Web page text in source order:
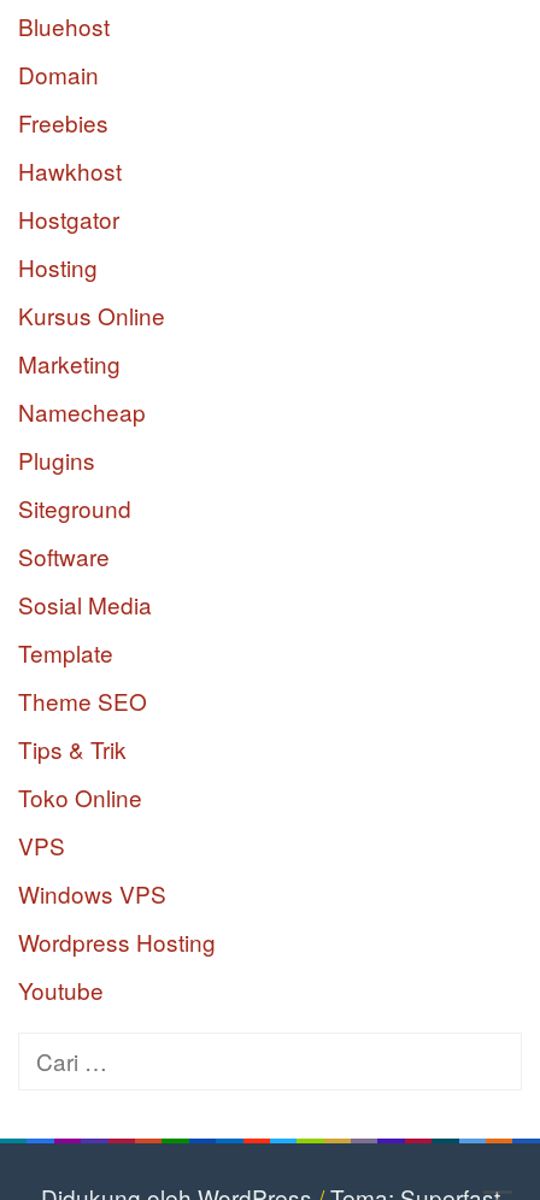
Bluehost
Domain
Freebies
Hawkhost
Hostgator
Hosting
Kursus Online
Marketing
Namecheap
Plugins
Siteground
Software
Sosial Media
Template
Theme SEO
Tips & Trik
Toko Online
VPS
Windows VPS
Wordpress Hosting
Youtube
Cari